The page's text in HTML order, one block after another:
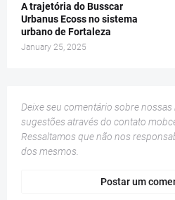
A trajetória do Busscar
Urbanus Ecoss no sistema
urbano de Fortaleza
January 25, 2025
Deixe seu comentário sobre
sugestões através do contato
Ressaltamos que não nos
dos mesmos.
Postar um